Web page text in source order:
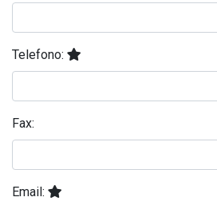
Telefono:
Fax:
Email: